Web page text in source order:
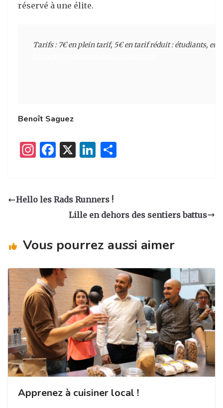
réservé à une élite.
Tarifs : 7€ en plein tarif, 5€ en tarif réduit : étudiants,
Benoît Saguez
I
a
m
F
e
o
X
Li
e
dI er
Hello les Rads Runners !
Lille en dehors des sentiers battus
Vous pourrez aussi aimer
Apprenez à cuisiner local !